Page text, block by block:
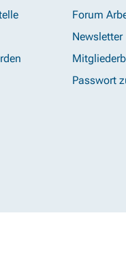
Forum
Newsletter
Passwort